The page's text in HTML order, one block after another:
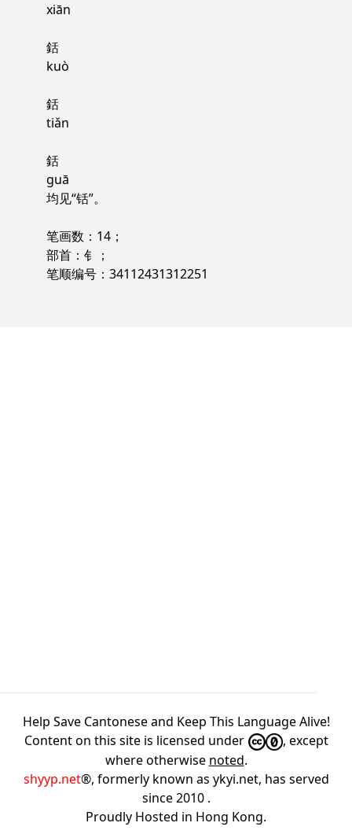
xiān
銛
kuò
銛
tiǎn
銛
guā
均见“铦”。
笔画数：14；
部首：钅；
笔顺编号：34112431312251
Help Save Cantonese and Keep This Language Alive!
Content on this site is licensed under
, except
where otherwise noted.
shyyp.net®, formerly known as ykyi.net, has served
since 2010 .
Proudly Hosted in Hong Kong.